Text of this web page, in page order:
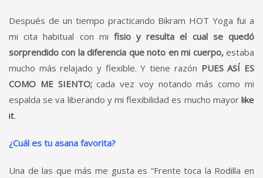
Después de un tiempo practicando Bikram HOT Yoga fui a
mi cita habitual con mi fisio y resulta el cual se quedó
sorprendido con la diferencia que noto en mi cuerpo,estaba
mucho más relajado y flexible. Y tiene razón PUES ASÍ ES
COMO ME SIENTO;cada vez voy notando más como mi
espalda se va liberando y mi flexibilidad es mucho mayor like
it.
¿Cuál es tu asana favorita?
Una de las que más me gusta es “Frente toca la Rodilla en